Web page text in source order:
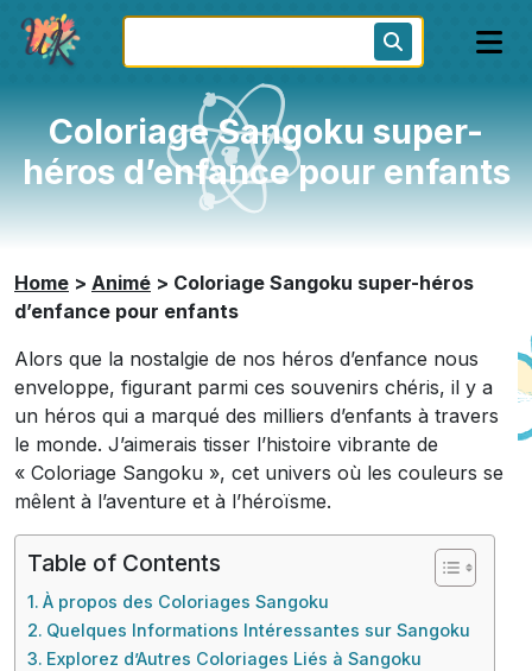
Coloriage Sangoku super-
héros d’enfance pour enfants
Home > Animé > Coloriage Sangoku super-héros
d’enfance pour enfants
Alors que la nostalgie de nos héros d’enfance nous
enveloppe, figurant parmi ces souvenirs chéris, il y a
un héros qui a marqué des milliers d’enfants à travers
le monde. J’aimerais tisser l’histoire vibrante de
« Coloriage Sangoku », cet univers où les couleurs se
mêlent à l’aventure et à l’héroïsme.
Table of Contents
À propos des Coloriages Sangoku
Quelques Informations Intéressantes sur Sangoku
Explorez d’Autres Coloriages Liés à Sangoku